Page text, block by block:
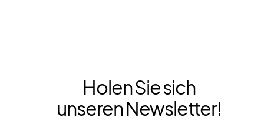
Holen Sie sich
unseren Newsletter!